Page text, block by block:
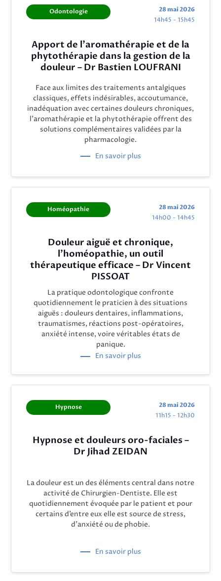
Odontologie 28 mai 2026
14h45 - 15h45
Apport de l’aromathérapie et de la
phytothérapie dans la gestion de la
douleur – Dr Bastien LOUFRANI
Face aux limites des traitements antalgiques
classiques, effets indésirables, accoutumance,
inadéquation avec certaines douleurs chroniques,
l’aromathérapie et la phytothérapie offrent des
solutions complémentaires validées par la
pharmacologie.
En savoir plus
Homéopathie 28 mai 2026
14h00 - 14h45
Douleur aiguë et chronique,
l’homéopathie, un outil
thérapeutique efficace – Dr Vincent
PISSOAT
La pratique odontologique confronte
quotidiennement le praticien à des situations
aiguës : douleurs dentaires, inflammations,
traumatismes, réactions post-opératoires,
anxiété intense, voire véritables états de
panique.
En savoir plus
Hypnose 28 mai 2026
11h15 - 12h30
Hypnose et douleurs oro-faciales –
Dr Jihad ZEIDAN
La douleur est un des éléments central dans notre
activité de Chirurgien-Dentiste. Elle est
quotidiennement évoquée par le patient et pour
certains d’entre eux elle est source de stress,
d’anxiété ou de phobie.
En savoir plus